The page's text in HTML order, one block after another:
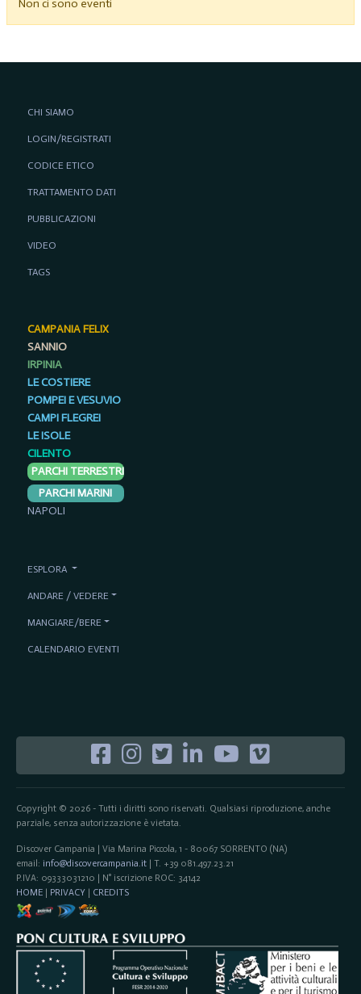
Non ci sono eventi
Copyright © 2026 - Tutti i diritti sono riservati. Qualsiasi riproduzione, anche
parziale, senza autorizzazione è vietata.
Discover Campania | Via Marina Piccola, 1 - 80067 SORRENTO (NA)
email: info@discovercampania.it| T. +39 081.497.23.21
P.IVA: 09333031210 | N° iscrizione ROC: 34142
HOME| PRIVACY | CREDITS
CHI SIAMO
LOGIN/REGISTRATI
CODICE ETICO
TRATTAMENTO DATI
PUBBLICAZIONI
VIDEO
TAGS
CAMPANIA FELIX
SANNIO
IRPINIA
LE COSTIERE
POMPEI E VESUVIO
CAMPI FLEGREI
LE ISOLE
CILENTO
PARCHI TERRESTRI
PARCHI MARINI
NAPOLI
ESPLORA
ANDARE / VEDERE
MANGIARE/BERE
CALENDARIO EVENTI